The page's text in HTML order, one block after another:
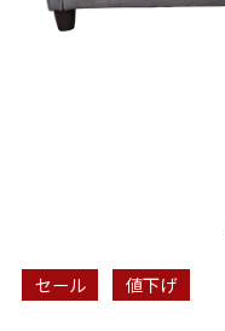
セール 値下げ